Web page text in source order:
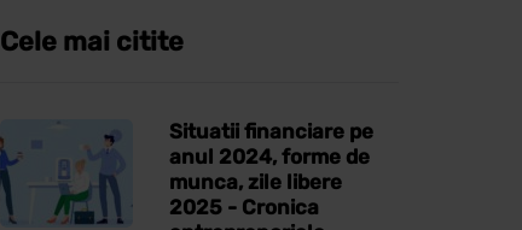
Cele mai citite
Situatii financiare pe
anul 2024, forme de
munca, zile libere
2025 - Cronica